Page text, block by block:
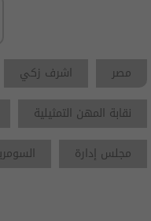
مصر اشرف زكي
نقابة المهن التمثيلية
مجلس إدارة